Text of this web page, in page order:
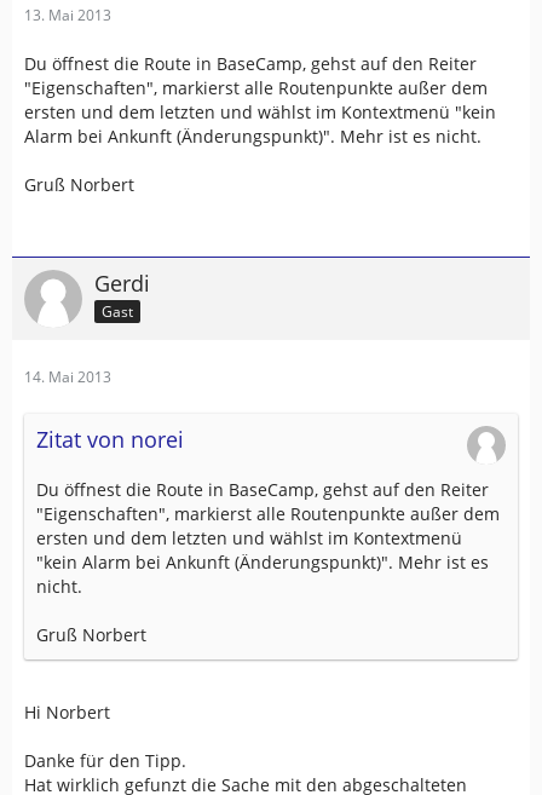
13. Mai 2013
Du öffnest die Route in BaseCamp, gehst auf den Reiter
"Eigenschaften", markierst alle Routenpunkte außer dem
ersten und dem letzten und wählst im Kontextmenü "kein
Alarm bei Ankunft (Änderungspunkt)". Mehr ist es nicht.
Gruß Norbert
Gerdi
Gast
14. Mai 2013
Zitat von norei
Du öffnest die Route in BaseCamp, gehst auf den Reiter
"Eigenschaften", markierst alle Routenpunkte außer dem
ersten und dem letzten und wählst im Kontextmenü
"kein Alarm bei Ankunft (Änderungspunkt)". Mehr ist es
nicht.
Gruß Norbert
Hi Norbert
Danke für den Tipp.
Hat wirklich gefunzt die Sache mit den abgeschalteten